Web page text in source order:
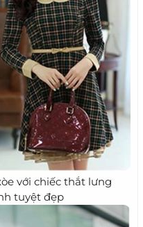
với chiếc thắt lưng
tuyệt đẹp